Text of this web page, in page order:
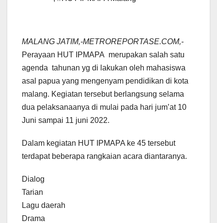
MALANG JATIM,-METROREPORTASE.COM,-
Perayaan HUT IPMAPA merupakan salah satu
agenda tahunan yg di lakukan oleh mahasiswa
asal papua yang mengenyam pendidikan di kota
malang. Kegiatan tersebut berlangsung selama
dua pelaksanaanya di mulai pada hari jum’at 10
Juni sampai 11 juni 2022.
Dalam kegiatan HUT IPMAPA ke 45 tersebut
terdapat beberapa rangkaian acara diantaranya.
Dialog
Tarian
Lagu daerah
Drama